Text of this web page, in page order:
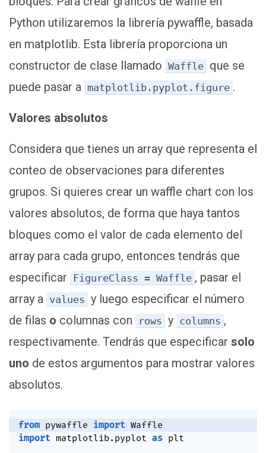
Python utilizaremos la librería pywaffle, basada
en matplotlib. Esta librería proporciona un
constructor de clase llamado Waffle que se
puede pasar a matplotlib.pyplot.figure .
Valores absolutos
Considera que tienes un array que representa el
conteo de observaciones para diferentes
grupos. Si quieres crear un waffle chart con los
valores absolutos, de forma que haya tantos
bloques como el valor de cada elemento del
array para cada grupo, entonces tendrás que
especificar
FigureClass = Waffle , pasar el
array a values y luego especificar el número
de filas o columnas con rows y columns ,
respectivamente. Tendrás que especificar solo
uno de estos argumentos para mostrar valores
absolutos.
from pywaffle import
import matplotlib. pyplot as plt